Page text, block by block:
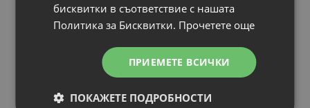
Съвместимост
Цена:
бисквитки в съответствие с нашата
Политика за Бисквитки. Прочетете още
ПРИЕМЕТЕ ВСИЧКИ
ПОКАЖЕТЕ ПОДРОБНОСТИ